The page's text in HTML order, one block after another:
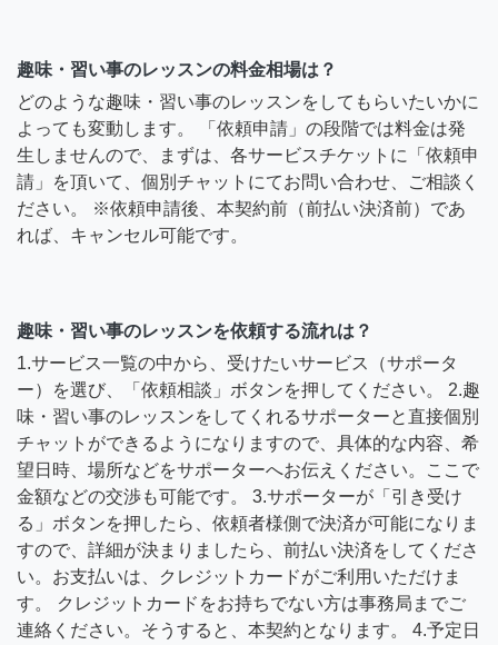
趣味・習い事のレッスンの料金相場は？
どのような趣味・習い事のレッスンをしてもらいたいかに
よっても変動します。 「依頼申請」の段階では料金は発
生しませんので、まずは、各サービスチケットに「依頼申
請」を頂いて、個別チャットにてお問い合わせ、ご相談く
ださい。 ※依頼申請後、本契約前（前払い決済前）であ
れば、キャンセル可能です。
趣味・習い事のレッスンを依頼する流れは？
1.サービス一覧の中から、受けたいサービス（サポータ
ー）を選び、「依頼相談」ボタンを押してください。 2.趣
味・習い事のレッスンをしてくれるサポーターと直接個別
チャットができるようになりますので、具体的な内容、希
望日時、場所などをサポーターへお伝えください。ここで
金額などの交渉も可能です。 3.サポーターが「引き受け
る」ボタンを押したら、依頼者様側で決済が可能になりま
すので、詳細が決まりましたら、前払い決済をしてくださ
い。お支払いは、クレジットカードがご利用いただけま
す。 クレジットカードをお持ちでない方は事務局までご
連絡ください。そうすると、本契約となります。 4.予定日